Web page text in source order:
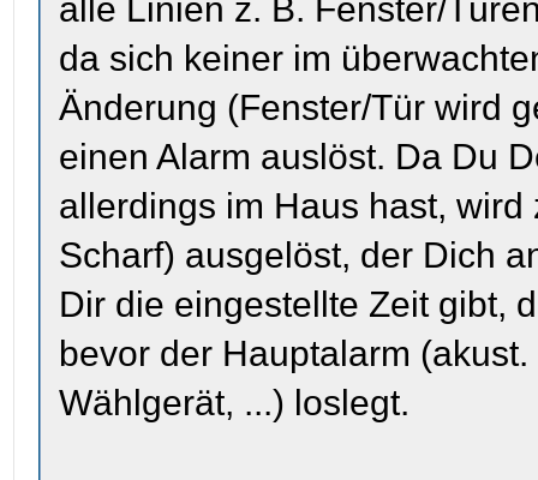
alle Linien z. B. Fenster/
da sich keiner im
Änderung (Fenster/Tür wird
einen Alarm auslöst. Da Du
allerdings im Haus hast,
Scharf) ausgelöst, der Dich
Dir die eingestellte Zeit gibt,
bevor der Hauptalarm
Wählgerät, ...) loslegt.